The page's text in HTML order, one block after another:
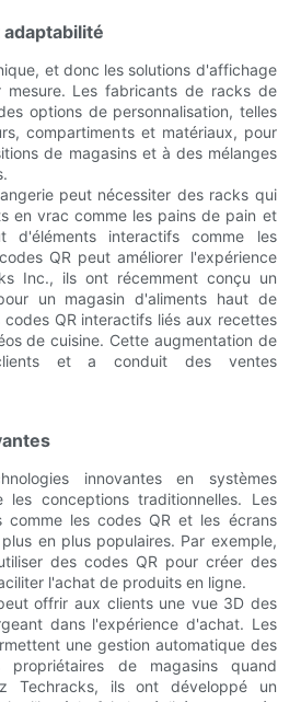
et donc les solutions d'affichage
Les fabricants de racks de
options de personnalisation, telles
compartiments et matériaux, pour
de magasins et à des mélanges
peut nécessiter des racks qui
en vrac comme les pains de pain et
d'éléments interactifs comme les
QR peut améliorer l'expérience
Inc., ils ont récemment conçu un
un magasin d'aliments haut de
QR interactifs liés aux recettes
de cuisine. Cette augmentation de
et a conduit des ventes
innovantes en systèmes
les conceptions traditionnelles. Les
comme les codes QR et les écrans
en plus populaires. Par exemple,
des codes QR pour créer des
l'achat de produits en ligne.
offrir aux clients une vue 3D des
dans l'expérience d'achat. Les
une gestion automatique des
propriétaires de magasins quand
Techracks, ils ont développé un